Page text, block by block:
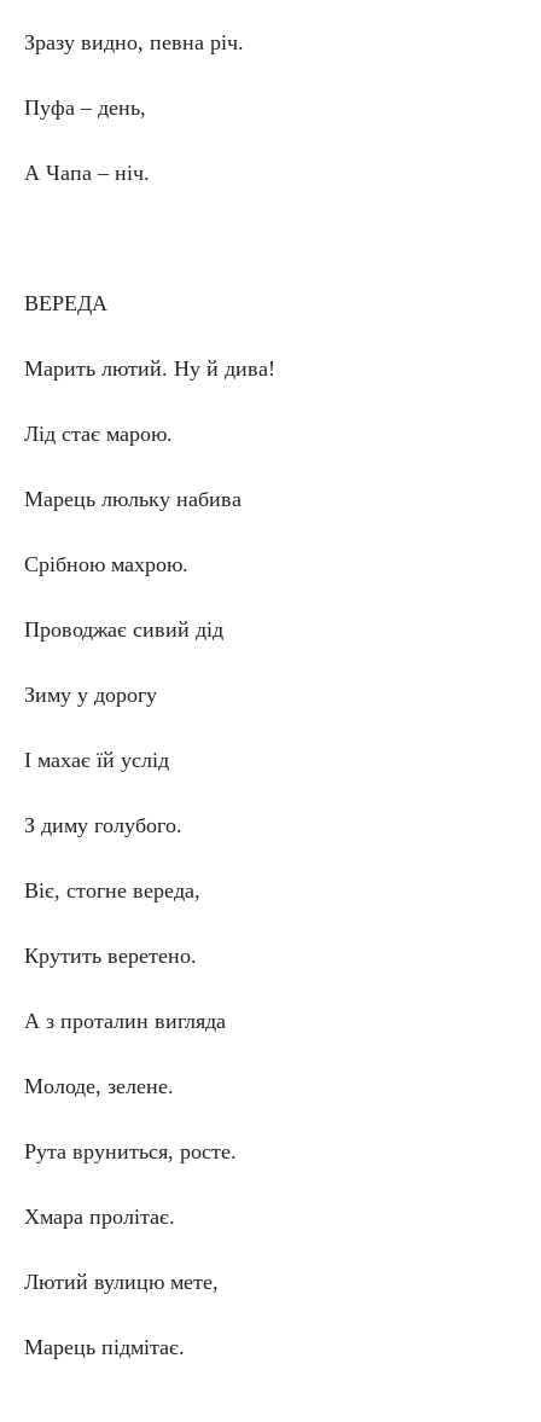
Зразу видно, певна річ.
Пуфа – день,
А Чапа – ніч.
ВЕРЕДА
Марить лютий. Ну й дива!
Лід стає марою.
Марець люльку набива
Срібною махрою.
Проводжає сивий дід
Зиму у дорогу
І махає їй услід
З диму голубого.
Віє, стогне вереда,
Крутить веретено.
А з проталин вигляда
Молоде, зелене.
Рута вруниться, росте.
Хмара пролітає.
Лютий вулицю мете,
Марець підмітає.